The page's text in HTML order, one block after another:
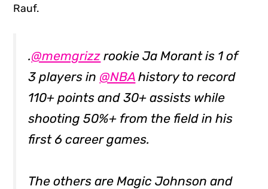
Rauf.
.@memgrizz rookie Ja Morant is 1 of
3 players in @NBA history to record
110+ points and 30+ assists while
shooting 50%+ from the field in his
first 6 career games.
The others are Magic Johnson and